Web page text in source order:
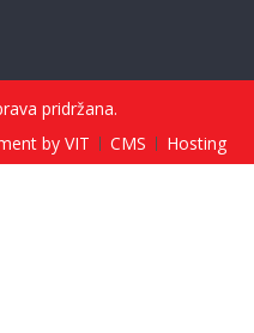
pridržana.
by VIT
CMS Hosting